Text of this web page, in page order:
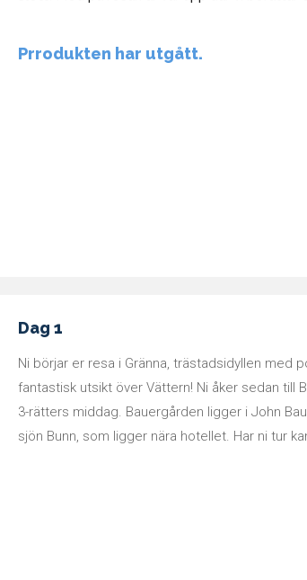
Prrodukten har utgått.
Dag 1
Ni börjar er resa i Gränna, trästadsidyllen med
fantastisk utsikt över Vättern! Ni åker sedan till
3-rätters middag. Bauergården ligger i John
sjön Bunn, som ligger nära hotellet. Har ni tur